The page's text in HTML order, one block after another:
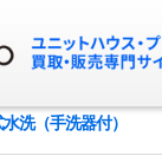
洗（手洗器付）